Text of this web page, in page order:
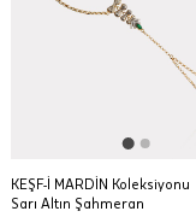
KEŞF-İ MARDİN Koleksiyonu
Sarı Altın Şahmeran